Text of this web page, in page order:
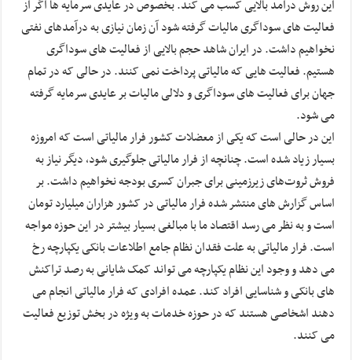
این روش درآمد بالایی کسب می کند. بخصوص در عایدی سرمایه ها اگر از
فعالیت های سوداگری مالیات گرفته شود آن زمان نیازی به درآمدهای نفتی
نخواهیم داشت. در ایران شاهد حجم بالایی از فعالیت های سوداگری
هستیم. فعالیت هایی که مالیاتی پرداخت نمی کنند. در حالی که در تمام
جهان برای فعالیت های سوداگری و دلالی مالیات بر عایدی سرمایه گرفته
می شود.
این در حالی است که یکی از معضلات کشور فرار مالیاتی است که امروزه
بسیار زیاد شده است. چنانچه از‌ فرا‌ر مالیاتی جلوگیری شود، دیگر نیاز به
فروش ثروت‌های زیرزمینی برای جبران کسری بودجه نخواهیم داشت. بر
اساس گزارش های منتشر شده فرار مالیاتی در کشور هزاران میلیارد تومان
است و به نظر می رسد اقتصاد ما با مبالغی بسیار بیشتر در این حوزه مواجه
است. فرار مالیاتی به علت فقدان نظام جامع اطلاعات بانکی یکپارچه رخ
می دهد و وجود این نظام یکپارچه می تواند کمک شایانی به رصد تراکنش
های بانکی و شناسایی افراد کند. عمده افرادی که فرار مالیاتی انجام می
دهند اشخاصی هستند که در حوزه خدمات به ویژه در بخش توزیع فعالیت
می کنند.